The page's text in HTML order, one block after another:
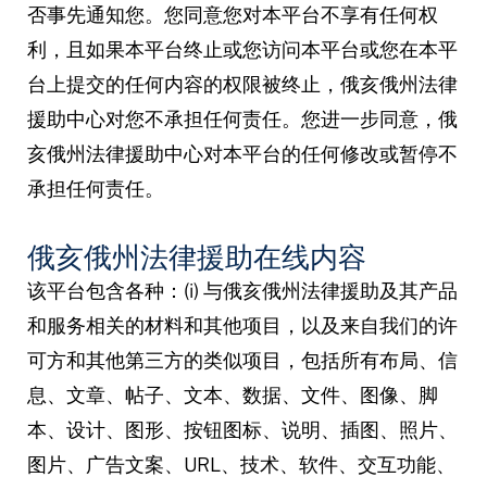
否事先通知您。您同意您对本平台不享有任何权
利，且如果本平台终止或您访问本平台或您在本平
台上提交的任何内容的权限被终止，俄亥俄州法律
援助中心对您不承担任何责任。您进一步同意，俄
亥俄州法律援助中心对本平台的任何修改或暂停不
承担任何责任。
俄亥俄州法律援助在线内容
该平台包含各种：(i) 与俄亥俄州法律援助及其产品
和服务相关的材料和其他项目，以及来自我们的许
可方和其他第三方的类似项目，包括所有布局、信
息、文章、帖子、文本、数据、文件、图像、脚
本、设计、图形、按钮图标、说明、插图、照片、
图片、广告文案、URL、技术、软件、交互功能、